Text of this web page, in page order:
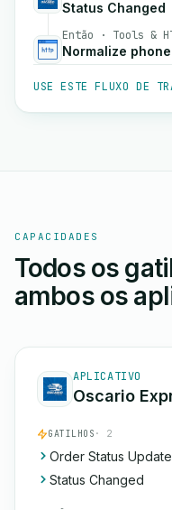
Status Changed
Então · Tools &
Normalize
USE ESTE FLUXO DE
CAPACIDADES
Todos os
ambos os
APLICATIVO
Oscario
GATILHOS · 2
Order Status
Status Changed